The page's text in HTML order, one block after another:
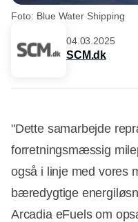
Foto: Blue Water Shipping
04.03.2025
SCM.dk
"Dette samarbejde
forretningsmæssig
også i linje med vores
bæredygtige
Arcadia eFuels om